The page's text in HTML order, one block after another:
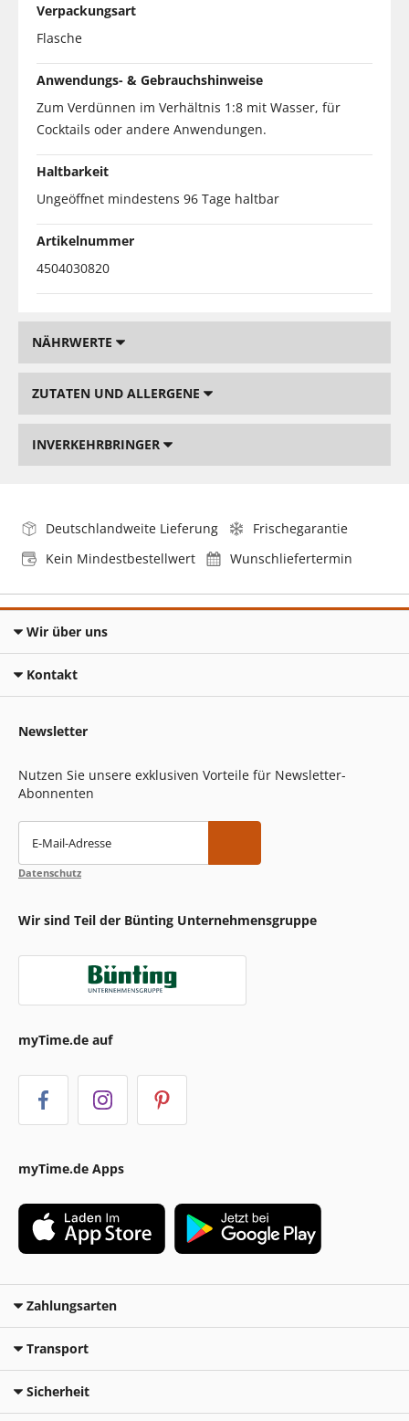
Verpackungsart
Flasche
Anwendungs- & Gebrauchshinweise
Zum Verdünnen im Verhältnis 1:8 mit Wasser, für
Cocktails oder andere Anwendungen.
Haltbarkeit
Ungeöffnet mindestens 96 Tage haltbar
Artikelnummer
4504030820
NÄHRWERTE
ZUTATEN UND ALLERGENE
INVERKEHRBRINGER
Deutschlandweite Lieferung
Frischegarantie
Kein Mindestbestellwert
Wunschliefertermin
Wir über uns
Kontakt
Newsletter
Nutzen Sie unsere exklusiven Vorteile für Newsletter-
Abonnenten
E-Mail-Adresse
Datenschutz
Wir sind Teil der Bünting Unternehmensgruppe
myTime.de auf
myTime.de Apps
Zahlungsarten
Transport
Sicherheit